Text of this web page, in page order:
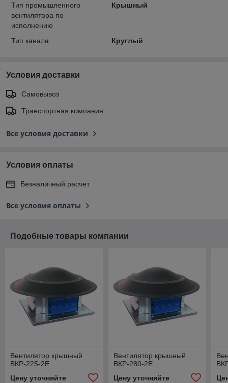
Тип промышленного
вентилятора по
исполнению
Крышный
Тип канала Круглый
Условия доставки
Самовывоз
Транспортная компания
Все условия доставки
Условия оплаты
Безналичный расчет
Все условия оплаты
Подобные товары компании
Вентилятор крышный
ВКР-225-2E
Цену уточняйте
Вентилятор крышный
ВКР-280-2E
Цену уточняйте